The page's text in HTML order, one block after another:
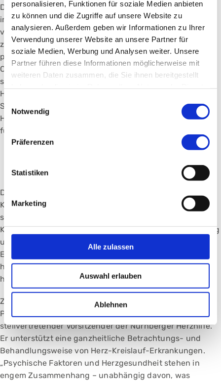
personalisieren, Funktionen für soziale Medien anbieten
zu können und die Zugriffe auf unsere Website zu
analysieren. Außerdem geben wir Informationen zu Ihrer
Verwendung unserer Website an unsere Partner für
soziale Medien, Werbung und Analysen weiter. Unsere
Partner führen diese Informationen möglicherweise mit
weiteren Daten zusammen, die Sie ihnen bereitgestellt
Einwilligungsauswahl
Notwendig
Präferenzen
Statistiken
Marketing
Alle zulassen
Auswahl erlauben
Ablehnen
Die seelische Gesundheit und die Herzgesundheit stehen
in enger Beziehung, dafür kennt die Medizin inzwischen
viele wissenschaftliche Belege. „Die Zusammenhänge
zwischen Seele und Körper bei Herzpatientinnen und -
patienten sind messbar, die Beschwerden sind real“, sagt
Chefärztin Prof. Dr. Christiane Waller. Als Beispiel nennt
sie die stressbedingte Kardiomyopathie, auch Broken-
Heart-Syndrom genannt. Der massive Ausstoß von
Stresshormonen führt zu Symptomen, die einem
Herzinfarkt ähneln und im schlimmsten Fall zum Tod
führen können.
Psychokardiologie am Klinikum
Nürnberg wird ausgebaut
Die Fachärztin für Psychosomatische Medizin ist auch
Kardiologin; mit dem Feld der Psychokardiologie befasst
sie sich seit langem. Aktuell baut sie gemeinsam mit der
Klinik für Kardiologie die psychokardiologische Betreuung
und Behandlung von Menschen mit Herz-Kreislauf-
Erkrankungen am Klinikum Nürnberg aus. Der Bedarf ist
hoch, zählen doch Herz-Kreislauf-Erkrankungen zu den
häufigsten Gründen für eine Krankenhauseinweisung.
Zum Thema spricht außerdem Prof. Dr. Matthias
Pauschinger, Chefarzt der Kardiologie und
stellvertretender Vorsitzender der Nürnberger Herzhilfe.
Er unterstützt eine ganzheitliche Betrachtungs- und
Behandlungs­weise von Herz-Kreislauf-Erkrankungen.
„Psychische Faktoren und Herzgesundheit stehen in
engem Zusammenhang – unabhängig davon, was